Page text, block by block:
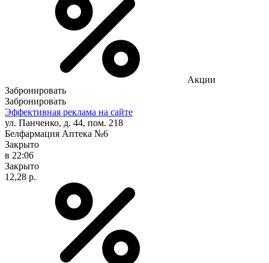
Акции
Забронировать
Забронировать
Эффективная реклама на сайте
ул. Панченко, д. 44, пом. 218
Белфармация Аптека №6
Закрыто
в 22:06
Закрыто
12,28 р.